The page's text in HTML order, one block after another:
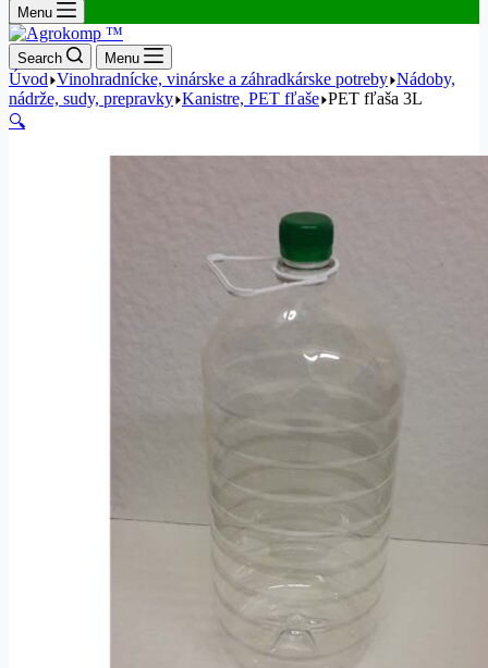
košík
Menu
Search Menu
Úvod Vinohradnícke, vinárske a záhradkárske potreby Nádoby,
nádrže, sudy, prepravky Kanistre, PET fľaše PET fľaša 3L
🔍